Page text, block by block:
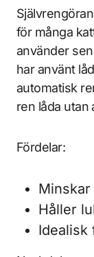
för många
använder
har använt
automatisk
ren låda utan
Fördelar:
Håller
Idealisk